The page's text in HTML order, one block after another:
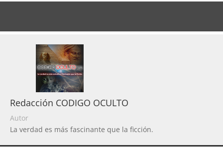
Redacción CODIGO OCULTO
Autor
La verdad es más fascinante que la ficción.